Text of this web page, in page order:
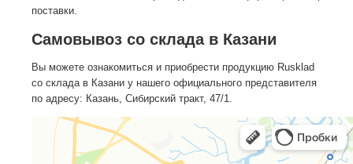
поставки.
Самовывоз со склада в Казани
Вы можете ознакомиться и приобрести продукцию Rusklad
со склада в Казани у нашего официального представителя
по адресу: Казань, Сибирский тракт, 47/1.